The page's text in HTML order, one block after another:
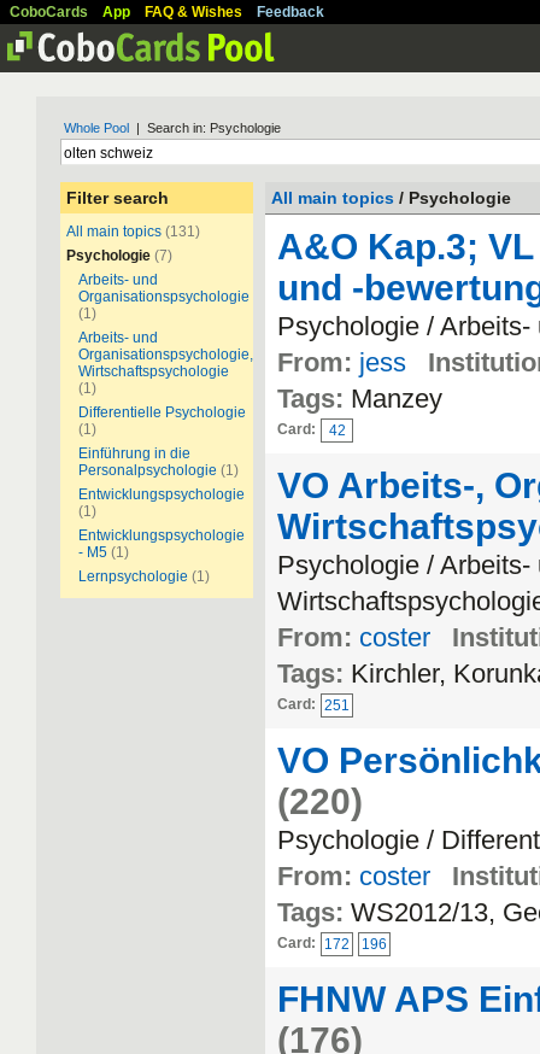
CoboCards App FAQ & Wishes Feedback
Whole Pool | Search in: Psychologie
Filter search
All main topics (131)
Psychologie (7)
Arbeits- und
Organisationspsychologie
(1)
Arbeits- und
Organisationspsychologie,
Wirtschaftspsychologie
(1)
Differentielle Psychologie
(1)
Einführung in die
Personalpsychologie (1)
Entwicklungspsychologie
(1)
Entwicklungspsychologie
- M5 (1)
Lernpsychologie (1)
All main topics / Psychologie
A&O Kap.3;
und -
Psychologie /
From: jess
Tags: Manzey
Card: 42
VO Arbeits-,
Psychologie /
From: coster
Tags: Kirchler,
Card: 251
VO
(220)
Psychologie /
From: coster
Tags: WS2012/13,
Card: 172 196
FHNW APS
(176)